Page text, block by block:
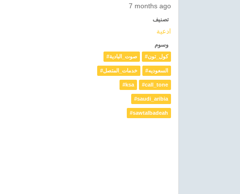
7 months ago
تصنيف
ادعية
وسوم
#صوت_البادية #كول_تون
#خدمات_المتصل #السعوديه
#ksa #call_tone
#saudi_aribia
#sawtalbadeah